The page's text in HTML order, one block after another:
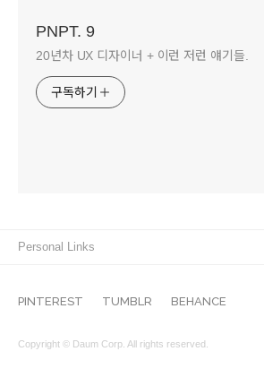
PNPT. 9
20년차 UX 디자이너 + 이런 저런 얘기들.
구독하기
PINTEREST TUMBLR BEHANCE
Copyright © Daum Corp. All rights reserved.
Personal Links